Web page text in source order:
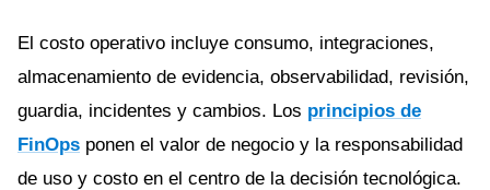
El costo operativo incluye consumo, integraciones,
almacenamiento de evidencia, observabilidad, revisión,
guardia, incidentes y cambios. Los principios de
FinOps ponen el valor de negocio y la responsabilidad
de uso y costo en el centro de la decisión tecnológica.